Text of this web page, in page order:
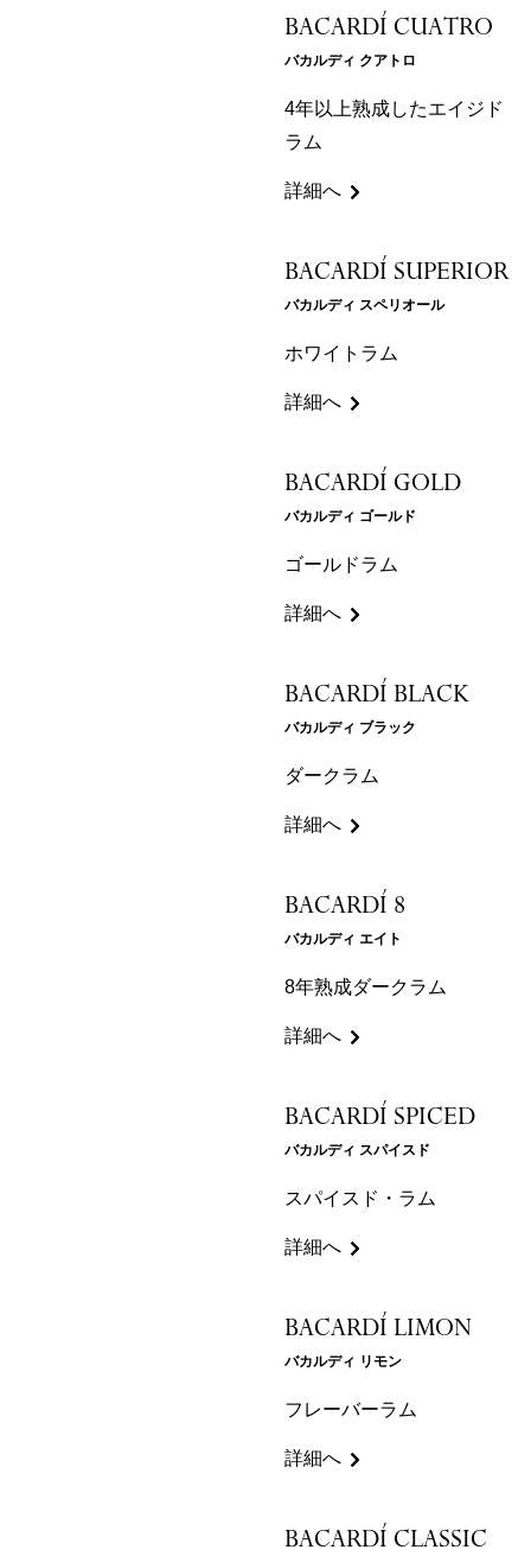
BACARDÍ CUATRO
バカルディ クアトロ
4年以上熟成したエイジド
ラム
詳細へ
BACARDÍ SUPERIOR
バカルディ スペリオール
ホワイトラム
詳細へ
BACARDÍ GOLD
バカルディ ゴールド
ゴールドラム
詳細へ
BACARDÍ BLACK
バカルディ ブラック
ダークラム
詳細へ
BACARDÍ 8
バカルディ エイト
8年熟成ダークラム
詳細へ
BACARDÍ SPICED
バカルディ スパイスド
スパイスド・ラム
詳細へ
BACARDÍ LIMON
バカルディ リモン
フレーバーラム
詳細へ
BACARDÍ CLASSIC